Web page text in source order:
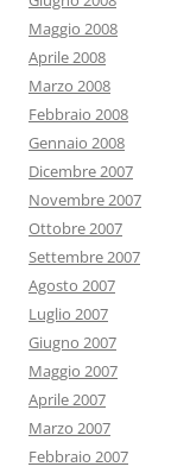
Maggio 2008
Aprile 2008
Marzo 2008
Febbraio 2008
Gennaio 2008
Dicembre 2007
Novembre 2007
Ottobre 2007
Settembre 2007
Agosto 2007
Luglio 2007
Giugno 2007
Maggio 2007
Aprile 2007
Marzo 2007
Febbraio 2007